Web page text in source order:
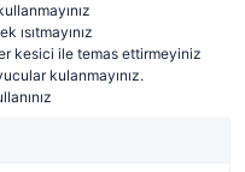
ısıtmayınız
kesici ile temas ettirmeyiniz
kulanmayınız.